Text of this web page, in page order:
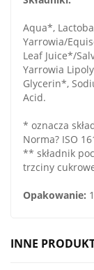
Aqua*,
Yarrowia/
Leaf Juice*/
Yarrowia
Glycerin*,
Acid.
* oznacza
Norma? ISO
** składnik
trzciny
Opakowanie:
INNE